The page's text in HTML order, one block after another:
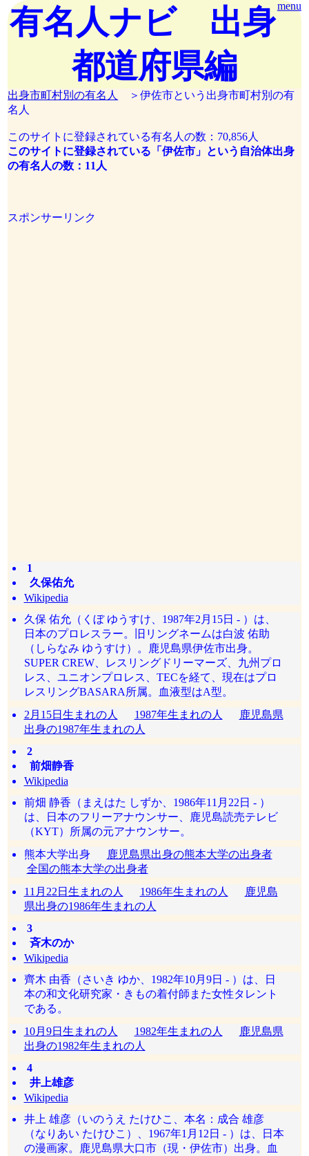
menu
有名人ナビ 出身
都道府県編
出身市町村別の有名人
＞伊佐市という出身市町村別の有
名人
このサイトに登録されている有名人の数：70,856人
このサイトに登録されている「伊佐市」という自治体出身
の有名人の数：11人
スポンサーリンク
1
久保佑允
Wikipedia
久保 佑允（くぼ ゆうすけ、1987年2月15日 - ）は、
日本のプロレスラー。旧リングネームは白波 佑助
（しらなみ ゆうすけ）。鹿児島県伊佐市出身。
SUPER CREW、レスリングドリーマーズ、九州プロ
レス、ユニオンプロレス、TECを経て、現在はプロ
レスリングBASARA所属。血液型はA型。
2月15日生まれの人
1987年生まれの人
鹿児島県
出身の1987年生まれの人
2
前畑静香
Wikipedia
前畑 静香（まえはた しずか、1986年11月22日 - ）
は、日本のフリーアナウンサー、鹿児島読売テレビ
（KYT）所属の元アナウンサー。
熊本大学出身
鹿児島県出身の熊本大学の出身者
全国の熊本大学の出身者
11月22日生まれの人
1986年生まれの人
鹿児島
県出身の1986年生まれの人
3
斉木のか
Wikipedia
齊木 由香（さいき ゆか、1982年10月9日 - ）は、日
本の和文化研究家・きもの着付師また女性タレント
である。
10月9日生まれの人
1982年生まれの人
鹿児島県
出身の1982年生まれの人
4
井上雄彦
Wikipedia
井上 雄彦（いのうえ たけひこ、本名：成合 雄彦
（なりあい たけひこ）、1967年1月12日 - ）は、日本
の漫画家。鹿児島県大口市（現・伊佐市）出身。血